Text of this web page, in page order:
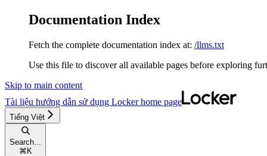
Documentation Index
Fetch the complete documentation index at: /llms.txt
Use this file to discover all available pages before exploring
Skip to main content
Tài liệu hướng dẫn sử dụng Lockerhome page
Tiếng Việt
Search...
⌘ K